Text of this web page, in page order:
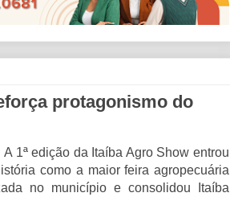
protagonismo do
A 1ª edição da Itaíba Agro Show entrou
como a maior feira agropecuária
no município e consolidou Itaíba